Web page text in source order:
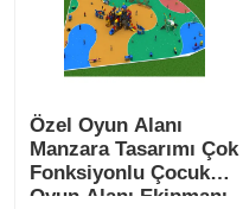
Özel Oyun Alanı
Manzara Tasarımı Çok
Fonksiyonlu Çocuk
Oyun Alanı Ekipmanı